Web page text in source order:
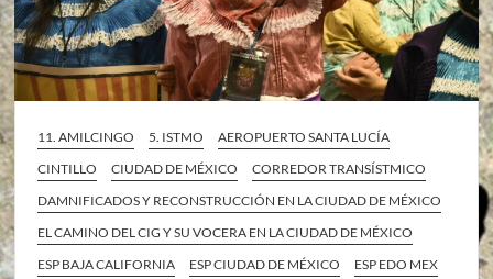
11. AMILCINGO 5. ISTMO
AEROPUERTO SANTA LUCÍA
CINTILLO
CIUDAD DE MÉXICO
CORREDOR TRANSÍSTMICO
DAMNIFICADOS Y RECONSTRUCCIÓN EN LA CIUDAD DE MÉXICO
EL CAMINO DEL CIG Y SU VOCERA EN LA CIUDAD DE MÉXICO
ESP BAJA CALIFORNIA
ESP CIUDAD DE MÉXICO
ESP EDO MEX